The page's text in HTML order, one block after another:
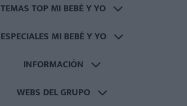
TEMAS TOP MI BEBÉ Y YO
ESPECIALES MI BEBÉ Y YO
INFORMACIÓN
WEBS DEL GRUPO